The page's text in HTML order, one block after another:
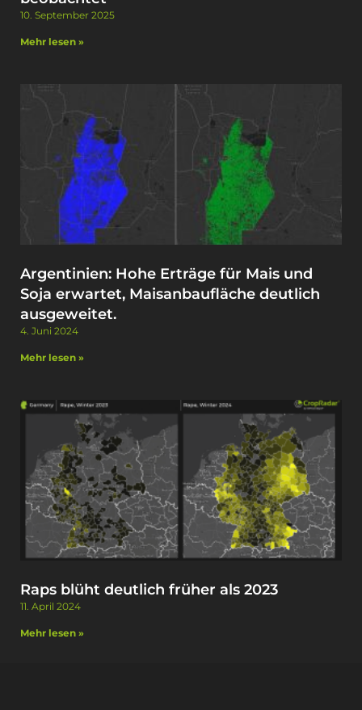
10. September 2025
Mehr lesen »
Argentinien: Hohe Erträge für Mais und
Soja erwartet, Maisanbaufläche deutlich
ausgeweitet. ​
4. Juni 2024
Mehr lesen »
Raps blüht deutlich früher als 2023
11. April 2024
Mehr lesen »